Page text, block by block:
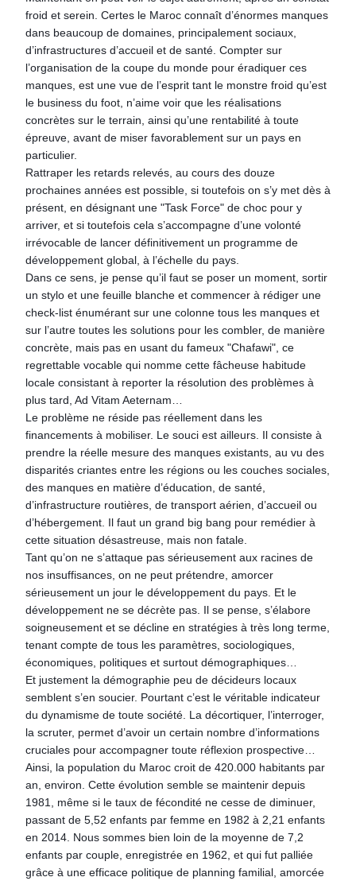
froid et serein. Certes le Maroc connaît d’énormes manques
dans beaucoup de domaines, principalement sociaux,
d’infrastructures d’accueil et de santé. Compter sur
l’organisation de la coupe du monde pour éradiquer ces
manques, est une vue de l’esprit tant le monstre froid qu’est
le business du foot, n’aime voir que les réalisations
concrètes sur le terrain, ainsi qu’une rentabilité à toute
épreuve, avant de miser favorablement sur un pays en
particulier.
Rattraper les retards relevés, au cours des douze
prochaines années est possible, si toutefois on s’y met dès à
présent, en désignant une "Task Force" de choc pour y
arriver, et si toutefois cela s’accompagne d’une volonté
irrévocable de lancer définitivement un programme de
développement global, à l’échelle du pays.
Dans ce sens, je pense qu’il faut se poser un moment, sortir
un stylo et une feuille blanche et commencer à rédiger une
check-list énumérant sur une colonne tous les manques et
sur l’autre toutes les solutions pour les combler, de manière
concrète, mais pas en usant du fameux "Chafawi", ce
regrettable vocable qui nomme cette fâcheuse habitude
locale consistant à reporter la résolution des problèmes à
plus tard, Ad Vitam Aeternam…
Le problème ne réside pas réellement dans les
financements à mobiliser. Le souci est ailleurs. Il consiste à
prendre la réelle mesure des manques existants, au vu des
disparités criantes entre les régions ou les couches sociales,
des manques en matière d’éducation, de santé,
d’infrastructure routières, de transport aérien, d’accueil ou
d’hébergement. Il faut un grand big bang pour remédier à
cette situation désastreuse, mais non fatale.
Tant qu’on ne s’attaque pas sérieusement aux racines de
nos insuffisances, on ne peut prétendre, amorcer
sérieusement un jour le développement du pays. Et le
développement ne se décrète pas. Il se pense, s’élabore
soigneusement et se décline en stratégies à très long terme,
tenant compte de tous les paramètres, sociologiques,
économiques, politiques et surtout démographiques…
Et justement la démographie peu de décideurs locaux
semblent s’en soucier. Pourtant c’est le véritable indicateur
du dynamisme de toute société. La décortiquer, l’interroger,
la scruter, permet d’avoir un certain nombre d’informations
cruciales pour accompagner toute réflexion prospective…
Ainsi, la population du Maroc croit de 420.000 habitants par
an, environ. Cette évolution semble se maintenir depuis
1981, même si le taux de fécondité ne cesse de diminuer,
passant de 5,52 enfants par femme en 1982 à 2,21 enfants
en 2014. Nous sommes bien loin de la moyenne de 7,2
enfants par couple, enregistrée en 1962, et qui fut palliée
grâce à une efficace politique de planning familial, amorcée